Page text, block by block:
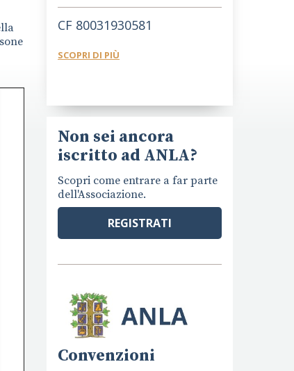
CF 80031930581
SCOPRI DI PIÙ
Non sei ancora
iscritto ad ANLA?
Scopri come entrare a far parte
dell'Associazione.
REGISTRATI
Convenzioni